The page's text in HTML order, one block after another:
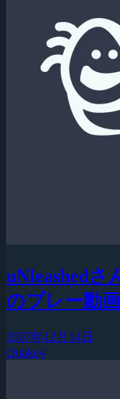
uNleashedさ
のプレー動
2007年12月14日
Quake4